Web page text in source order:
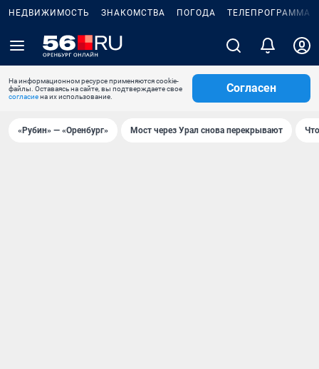
НЕДВИЖИМОСТЬ ЗНАКОМСТВА ПОГОДА ТЕЛЕПРОГРАММА
На информационном ресурсе применяются cookie-
файлы. Оставаясь на сайте, вы подтверждаете свое
согласиена их использование.
Согласен
«Рубин» — «Оренбург» Мост через Урал снова перекрывают